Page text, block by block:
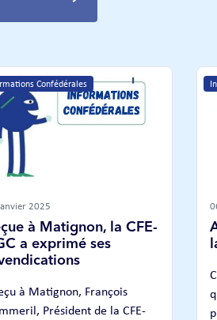
Confédérales
2025
à Matignon, la CFE-
a exprimé ses
à Matignon, François
Président de la CFE-